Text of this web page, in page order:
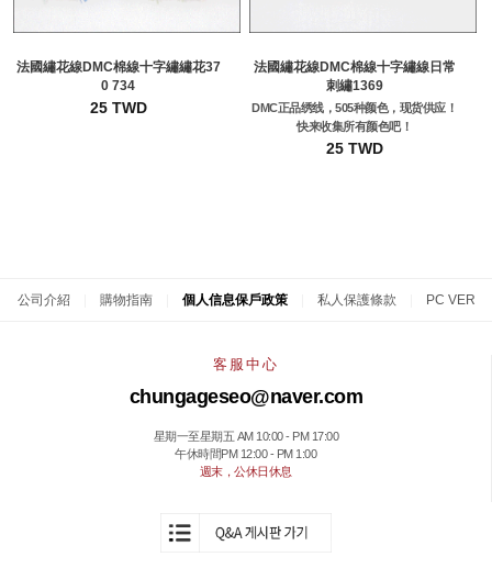
法國繡花線DMC棉線十字繡繡花37
0 734
25 TWD
法國繡花線DMC棉線十字繡線日常
刺繡1369
DMC正品绣线，505种颜色，现货供应！
快来收集所有颜色吧！
25 TWD
公司介紹 購物指南 個人信息保戶政策 私人保護條款 PC VER
客服中心
chungageseo@naver.com
星期一至星期五 AM 10:00 - PM 17:00
午休時間PM 12:00 - PM 1:00
週末，公休日休息